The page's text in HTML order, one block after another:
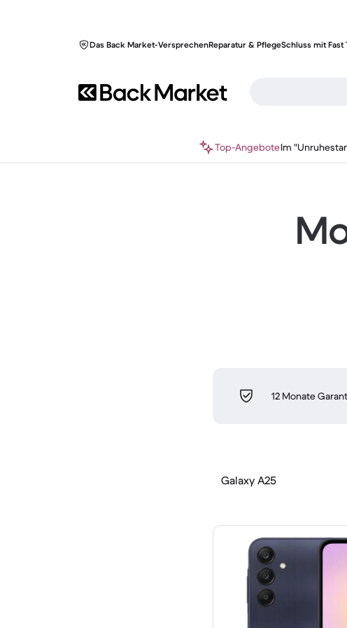
Das Back Market-VersprechenReparatur & PflegeSchluss mit Fast
Top-AngeboteIm
12 Monate
Galaxy A25